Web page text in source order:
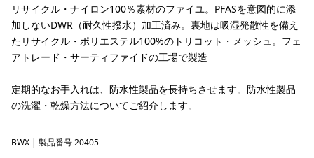
リサイクル・ナイロン100％素材のファイユ。PFASを意図的に添
加しないDWR（耐久性撥水）加工済み。裏地は吸湿発散性を備え
たリサイクル・ポリエステル100%のトリコット・メッシュ。フェ
アトレード・サーティファイドの工場で製造
定期的なお手入れは、防水性製品を長持ちさせます。 防水性製品
の洗濯・乾燥方法についてご紹介します。
Beeswax Tan
BWX | 製品番号 20405